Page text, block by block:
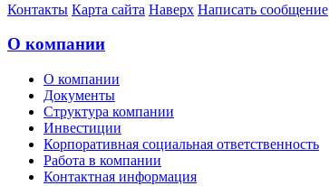
Контакты Карта сайта Наверх Написать сообщение
О компании
О компании
Документы
Структура компании
Инвестиции
Корпоративная социальная ответственность
Работа в компании
Контактная информация